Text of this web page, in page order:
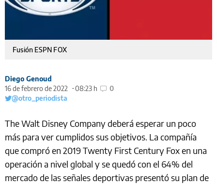
Fusión ESPN FOX
Diego Genoud
16 de febrero de 2022
08:23 h
0
@otro_periodista
The Walt Disney Company deberá esperar un poco
más para ver cumplidos sus objetivos. La compañía
que compró en 2019 Twenty First Century Fox en una
operación a nivel global y se quedó con el 64% del
mercado de las señales deportivas presentó su plan de